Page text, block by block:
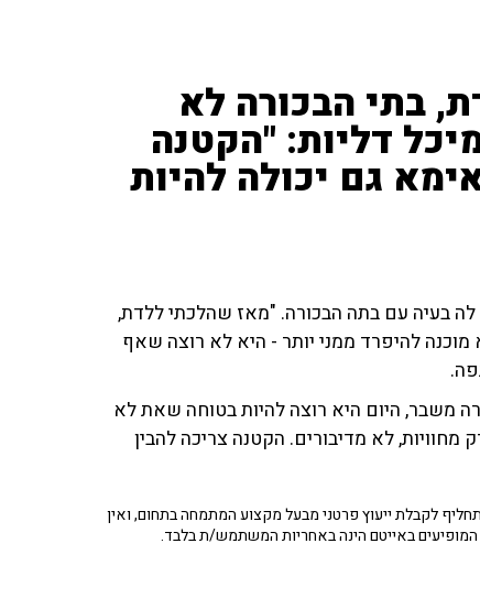
בתי הבכורה לא
דליות: "הקטנה
גם יכולה להיות
בעיה עם בתה הבכורה. "מאז שהלכתי ללדת,
להיפרד ממני יותר - היא לא רוצה שאף
משבר, היום היא רוצה להיות בטוחה שאת לא
לא מדיבורים. הקטנה צריכה להבין
לקבלת ייעוץ פרטני מבעל מקצוע המתמחה בתחום, ואין
באייטם הינה באחריות המשתמש/ת בלבד.